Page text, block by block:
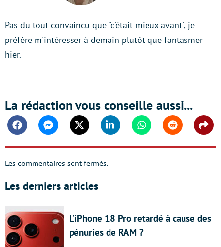
Pas du tout convaincu que "c'était mieux avant", je
préfère m'intéresser à demain plutôt que fantasmer
hier.
La rédaction vous conseille aussi...
FacebookMessengerTwitter Linkedin WhatsappReddit
Les commentaires sont fermés.
Les derniers articles
L’iPhone 18 Pro retardé à cause des
pénuries de RAM ?